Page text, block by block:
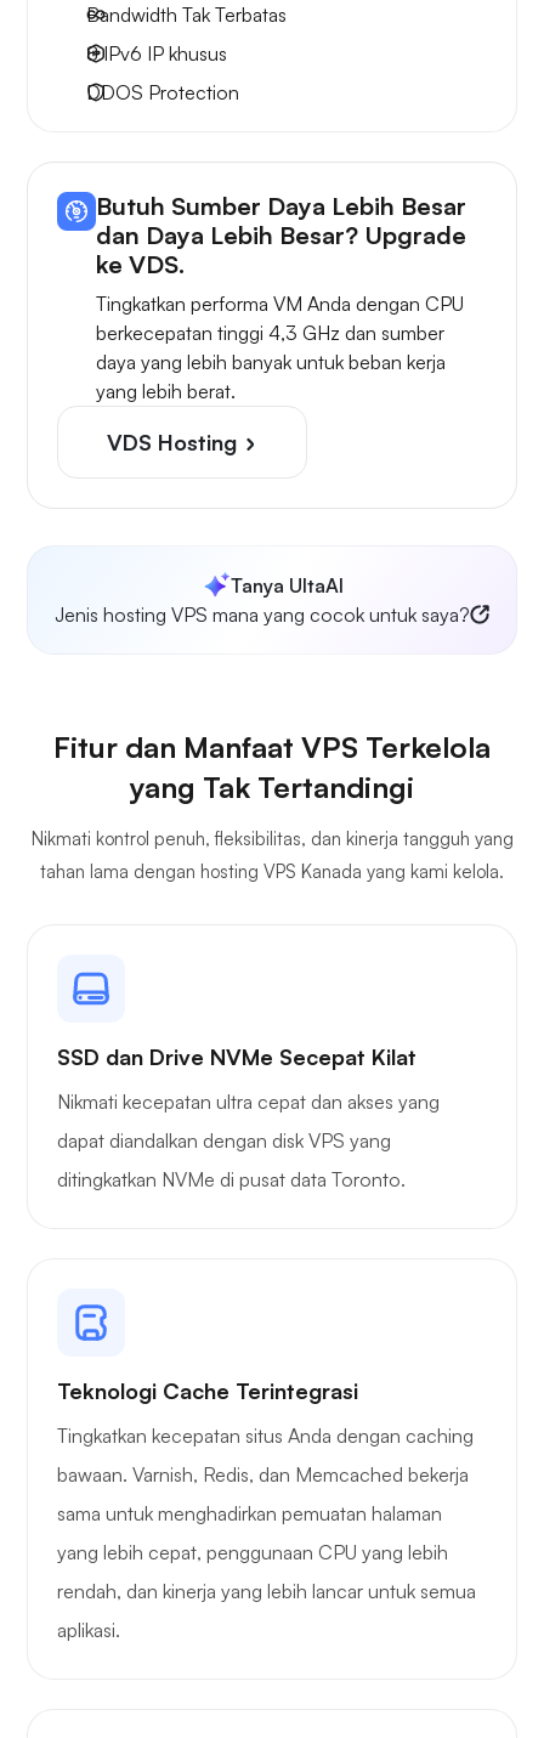
Bandwidth Tak Terbatas
8 IPv6 IP khusus
DDOS Protection
Butuh Sumber Daya Lebih Besar
dan Daya Lebih Besar? Upgrade
ke VDS.
Tingkatkan performa VM Anda dengan CPU
berkecepatan tinggi 4,3 GHz dan sumber
daya yang lebih banyak untuk beban kerja
yang lebih berat.
VDS Hosting
Tanya UltaAI
Jenis hosting VPS mana yang cocok untuk saya?
Fitur dan Manfaat VPS Terkelola
yang Tak Tertandingi
Nikmati kontrol penuh, fleksibilitas, dan kinerja tangguh yang
tahan lama dengan hosting VPS Kanada yang kami kelola.
SSD dan Drive NVMe Secepat Kilat
Nikmati kecepatan ultra cepat dan akses yang
dapat diandalkan dengan disk VPS yang
ditingkatkan NVMe di pusat data Toronto.
Teknologi Cache Terintegrasi
Tingkatkan kecepatan situs Anda dengan caching
bawaan. Varnish, Redis, dan Memcached bekerja
sama untuk menghadirkan pemuatan halaman
yang lebih cepat, penggunaan CPU yang lebih
rendah, dan kinerja yang lebih lancar untuk semua
aplikasi.